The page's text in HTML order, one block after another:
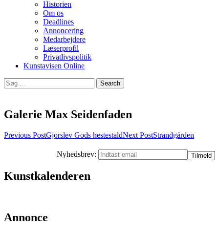
Historien
Om os
Deadlines
Annoncering
Medarbejdere
Læserprofil
Privatlivspolitik
Kunstavisen Online
Search
for:
Galerie Max Seidenfaden
Post
Previous PostGjorslev Gods hestestaldNext PostStrandgården
Nyhedsbrev:
Kunstkalenderen
Annonce